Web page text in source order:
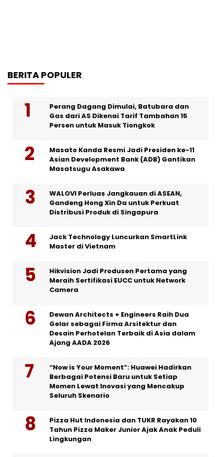
BERITA POPULER
Perang Dagang Dimulai, Batubara dan
Gas dari AS Dikenai Tarif Tambahan 15
Persen untuk Masuk Tiongkok
Masato Kanda Resmi Jadi Presiden ke-11
Asian Development Bank (ADB) Gantikan
Masatsugu Asakawa
WALOVI Perluas Jangkauan di ASEAN,
Gandeng Hong Xin Da untuk Perkuat
Distribusi Produk di Singapura
Jack Technology Luncurkan SmartLink
Master di Vietnam
Hikvision Jadi Produsen Pertama yang
Meraih Sertifikasi EUCC untuk Network
Camera
Dewan Architects + Engineers Raih Dua
Gelar sebagai Firma Arsitektur dan
Desain Perhotelan Terbaik di Asia dalam
Ajang AADA 2026
“Now is Your Moment”: Huawei Hadirkan
Berbagai Potensi Baru untuk Setiap
Momen Lewat Inovasi yang Mencakup
Seluruh Skenario
Pizza Hut Indonesia dan TUKR Rayakan 10
Tahun Pizza Maker Junior Ajak Anak Peduli
Lingkungan